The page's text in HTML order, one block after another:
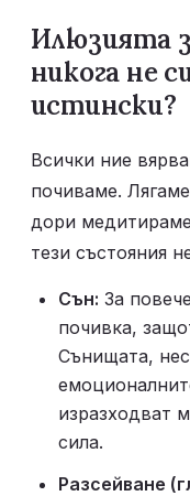
Илюзията
никога не
истински?
Всички ние
почиваме.
дори
тези състояния
Сън: За
почивка,
Сънищата,
изразходват
сила.
Разсейване